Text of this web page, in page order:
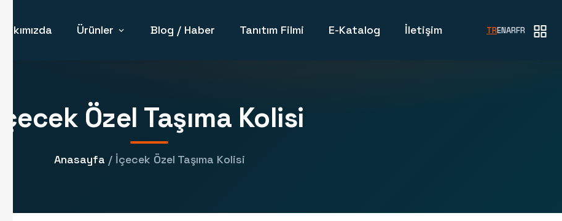
Hakkımızda Ürünler Blog / Haber Tanıtım Filmi E-Katalog İletişim TRENARFR
İçecek Özel Taşıma Kolisi
Anasayfa / İçecek Özel Taşıma Kolisi